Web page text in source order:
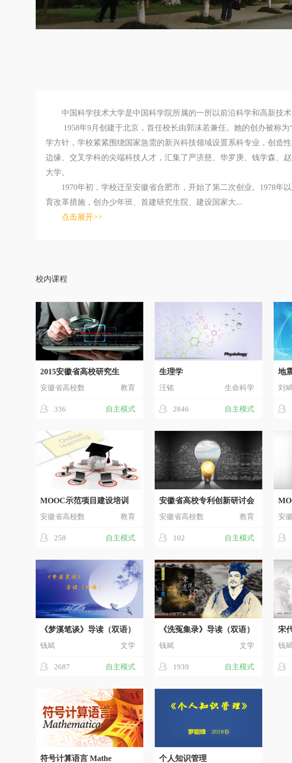
中国科学技术大学是中国科学院所属的一所以前沿科学和高新技
1958年9月创建于北京，首任校长由郭沫若兼任。她的创办被称
学方针，学校紧紧围绕国家急需的新兴科技领域设置系科专业，创造
边缘、交叉学科的尖端科技人才，汇集了严济慈、华罗庚、钱学森、
大学。
1970年初，学校迁至安徽省合肥市，开始了第二次创业。1978
育改革措施，创办少年班、首建研究生院、建设国家大...
点击展开>>
校内课程
2015安徽省高校研究生
安徽省高校数 教育
336 自主模式
生理学
汪铭 生命科学
2846 自主模式
地
刘
MOOC示范项目建设培训
安徽省高校数 教育
258 自主模式
安徽省高校专利创新研讨会
安徽省高校数 教育
102 自主模式
安
《梦溪笔谈》导读（双语）
钱斌 文学
2687 自主模式
《洗冤集录》导读（双语）
钱斌 文学
1939 自主模式
宋
钱
符号计算语言 Mathe 个人知识管理